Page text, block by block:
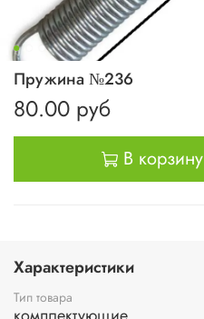
Пружина №236
80.00 руб
В корзину
Характеристики
Тип товара